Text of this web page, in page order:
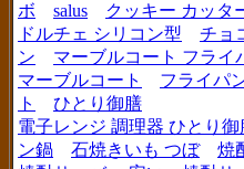
ボ
salus
クッキー カッタ
ドルチェ シリコン型
チョ
ン
マーブルコート フライ
マーブルコート
フライパ
ト
ひとり御膳
電子レンジ 調理器 ひとり御
ン鍋
石焼きいも つぼ
焼